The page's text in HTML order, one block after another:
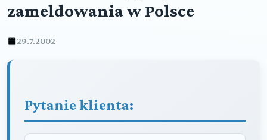
zameldowania w Polsce
29.7.2002
Pytanie klienta: